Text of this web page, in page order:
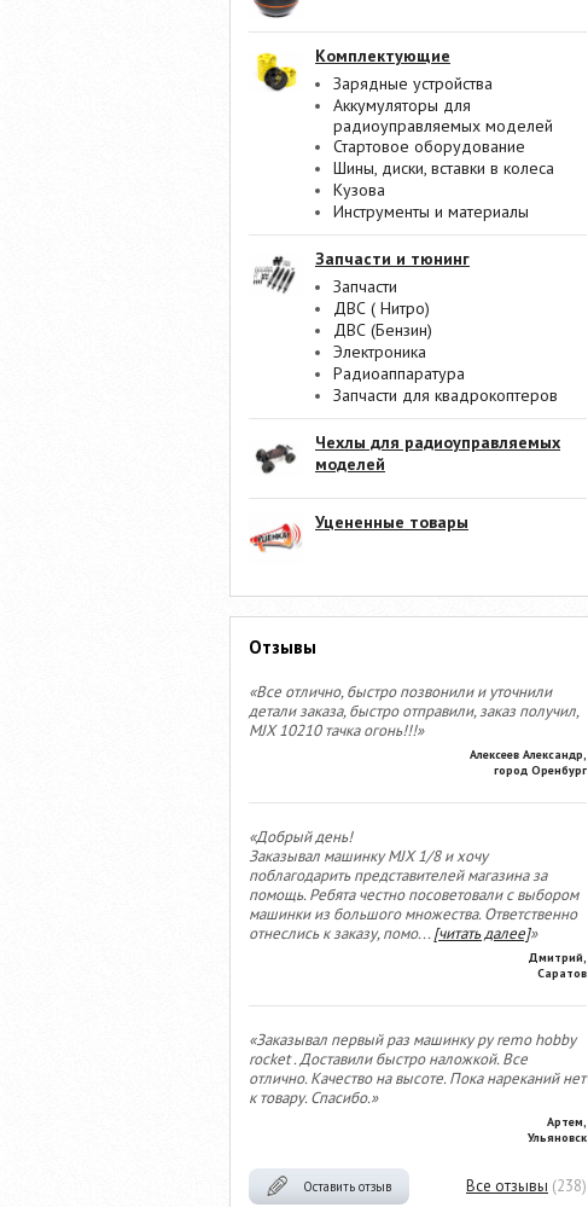
Комплектующие
Зарядные устройства
Аккумуляторы для
радиоуправляемых моделей
Стартовое оборудование
Шины, диски, вставки в колеса
Кузова
Инструменты и материалы
Запчасти и тюнинг
Запчасти
ДВС ( Нитро)
ДВС (Бензин)
Электроника
Радиоаппаратура
Запчасти для квадрокоптеров
Чехлы для радиоуправляемых
моделей
Уцененные товары
Отзывы
«Все отлично, быстро позвонили и уточнили
детали заказа, быстро отправили, заказ получил,
MJX 10210 тачка огонь!!!»
Алексеев Александр,
город Оренбург
«Добрый день!
Заказывал машинку MJX 1/8 и хочу
поблагодарить представителей магазина за
помощь. Ребята честно посоветовали с выбором
машинки из большого множества. Ответственно
отнеслись к заказу, помо...[читать далее]»
Дмитрий,
Саратов
«Заказывал первый раз машинку ру remo hobby
rocket . Доставили быстро наложкой. Все
отлично. Качество на высоте. Пока нареканий нет
к товару. Спасибо.»
Артем,
Ульяновск
Оставить отзыв Все отзывы (238)